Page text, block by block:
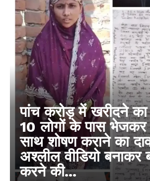
पांच करोड़ में खरीदने
10 लोगों के पास भेजकर
साथ शोषण कराने का
अश्लील वीडियो बनाकर
करने की...